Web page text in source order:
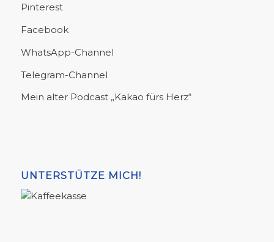
Pinterest
Facebook
WhatsApp-Channel
Telegram-Channel
Mein alter Podcast „Kakao fürs Herz“
UNTERSTÜTZE MICH!